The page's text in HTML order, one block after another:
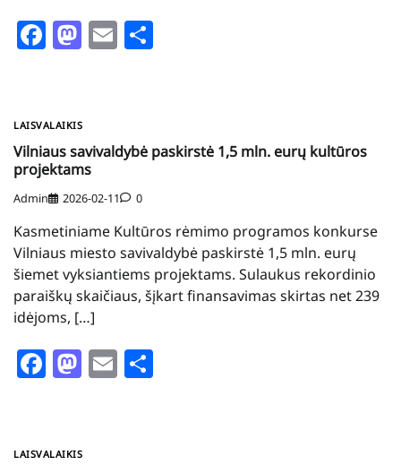
Facebook
Mastodon
Email
LAISVALAIKIS
Vilniaus savivaldybė paskirstė 1,5 mln. eurų kultūros
projektams
Admin 2026-02-11 0
Kasmetiniame Kultūros rėmimo programos konkurse
Vilniaus miesto savivaldybė paskirstė 1,5 mln. eurų
šiemet vyksiantiems projektams. Sulaukus rekordinio
paraiškų skaičiaus, šįkart finansavimas skirtas net 239
idėjoms, […]
Facebook
Mastodon
Email
LAISVALAIKIS